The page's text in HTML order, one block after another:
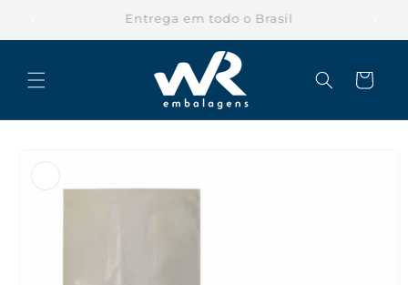
conteúdo
Parcele suas compras em até 12x
Carrinho
do produto